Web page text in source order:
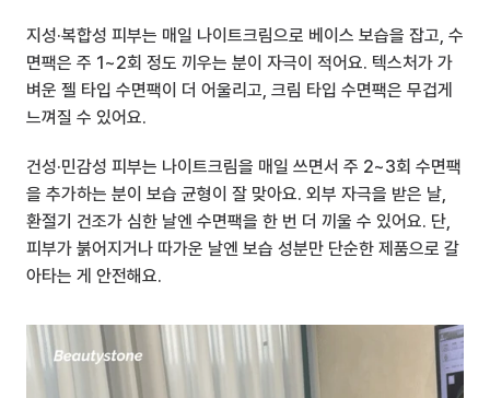
지성·복합성 피부는 매일 나이트크림으로 베이스 보습을 잡고, 수
면팩은 주 1~2회 정도 끼우는 분이 자극이 적어요. 텍스처가 가
벼운 젤 타입 수면팩이 더 어울리고, 크림 타입 수면팩은 무겁게
느껴질 수 있어요.
건성·민감성 피부는 나이트크림을 매일 쓰면서 주 2~3회 수면팩
을 추가하는 분이 보습 균형이 잘 맞아요. 외부 자극을 받은 날,
환절기 건조가 심한 날엔 수면팩을 한 번 더 끼울 수 있어요. 단,
피부가 붉어지거나 따가운 날엔 보습 성분만 단순한 제품으로 갈
아타는 게 안전해요.